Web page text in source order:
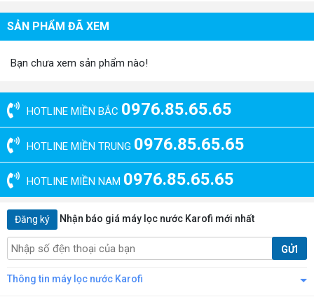
SẢN PHẨM ĐÃ XEM
Bạn chưa xem sản phẩm nào!
HOTLINE MIỀN BẮC 0976.85.65.65
HOTLINE MIỀN TRUNG 0976.85.65.65
HOTLINE MIỀN NAM 0976.85.65.65
Đăng ký Nhận báo giá máy lọc nước Karofi mới nhất
GỬI
Thông tin máy lọc nước Karofi